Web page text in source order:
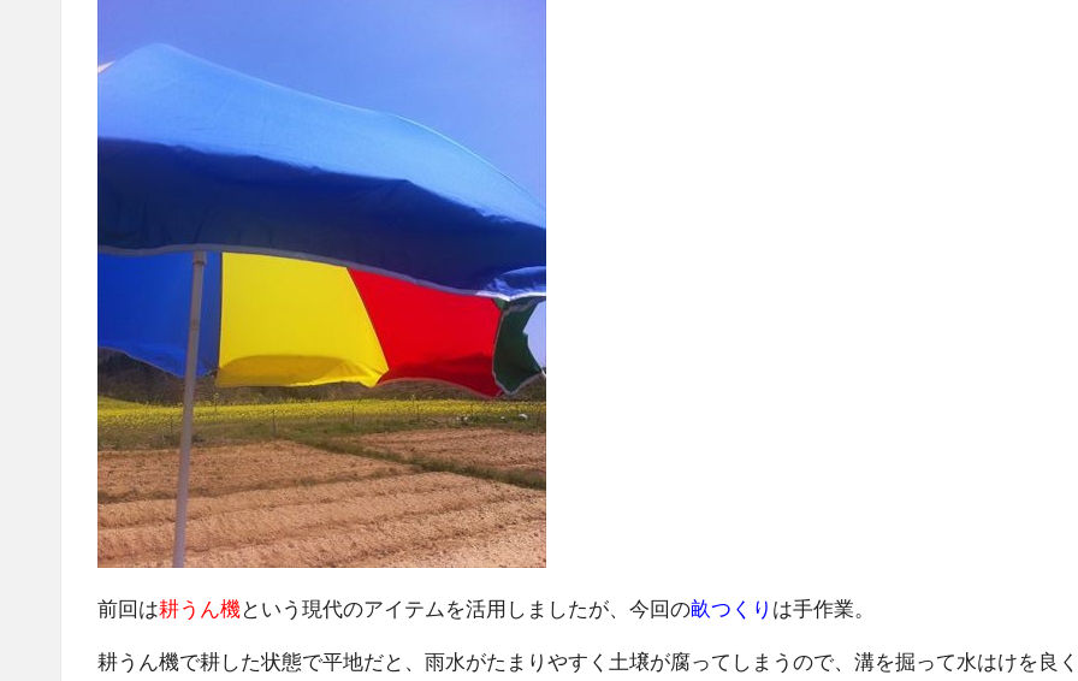
前回は耕うん機という現代のアイテムを活用しましたが、今回の畝つくり は手作業。
耕うん機で耕した状態で平地だと、雨水がたまりやすく土壌が腐ってしまうので、溝を掘って水はけを良く